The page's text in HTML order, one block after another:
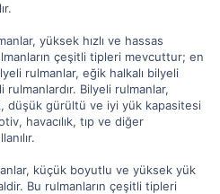
yüksek hızlı ve hassas
çeşitli tipleri mevcuttur; en
rulmanlar, eğik halkalı bilyeli
Bilyeli rulmanlar,
düşük gürültü ve iyi yük kapasitesi
havacılık, tıp ve diğer
küçük boyutlu ve yüksek yük
Bu rulmanların çeşitli tipleri